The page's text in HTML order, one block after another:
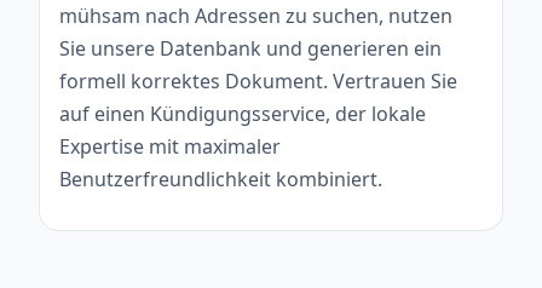
mühsam nach Adressen zu suchen, nutzen
Sie unsere Datenbank und generieren ein
formell korrektes Dokument. Vertrauen Sie
auf einen Kündigungsservice, der lokale
Expertise mit maximaler
Benutzerfreundlichkeit kombiniert.